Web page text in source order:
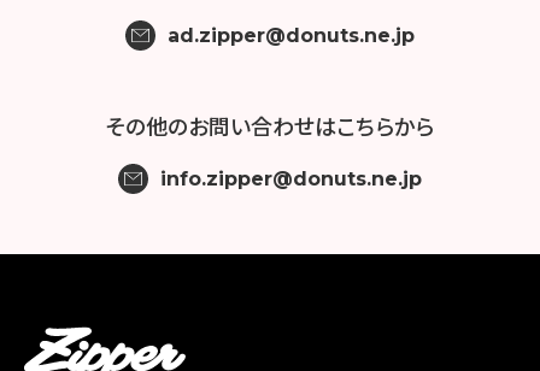
ad.zipper@donuts.ne.jp
その他のお問い合わせはこちらから
info.zipper@donuts.ne.jp